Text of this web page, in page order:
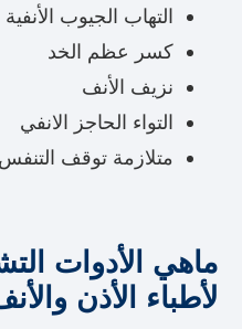
التهاب الجيوب الأنفية
كسر عظم الخد
نزيف الأنف
التواء الحاجز الانفي
متلازمة توقف التنفس
ماهي الأدوات
لأطباء الأذن